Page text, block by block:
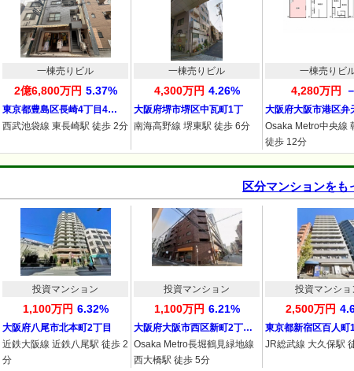
東京都豊島区長崎4丁目4…
一棟売りビル
2億6,800万円 5.37%
西武池袋線 東長崎駅 徒歩 2分
大阪府堺市堺区中瓦町1丁
一棟売りビル
4,300万円 4.26%
南海高野線 堺東駅 徒歩 6分
大阪府大阪市港区
一棟売りビ
4,280万円
Osaka Metro中央線
徒歩 12分
区分マンションをも
大阪府八尾市北本町2丁目
投資マンション
1,100万円 6.32%
近鉄大阪線 近鉄八尾駅 徒歩 2
分
大阪府大阪市西区新町2丁…
投資マンション
1,100万円 6.21%
Osaka Metro長堀鶴見緑地線
西大橋駅 徒歩 5分
東京都新宿区百人町
投資マンショ
2,500万円
JR総武線 大久保駅